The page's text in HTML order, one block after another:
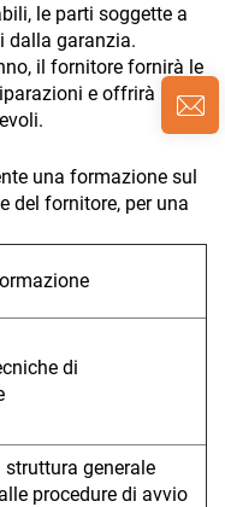
le parti soggette a
dalla garanzia.
il fornitore fornirà le
e offrirà
una formazione sul
del fornitore, per una
di
generale
procedure di avvio